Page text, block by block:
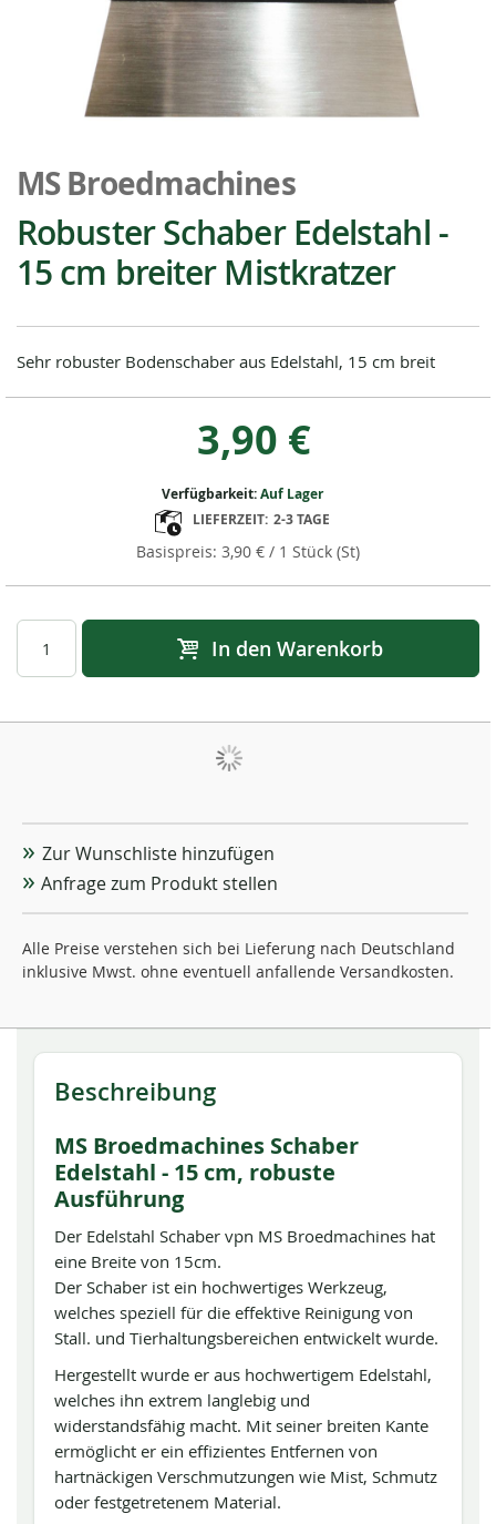
Anfang
der
Bildgalerie
springen
MS Broedmachines
Robuster Schaber Edelstahl -
15 cm breiter Mistkratzer
Sehr robuster Bodenschaber aus Edelstahl, 15 cm breit
3,90 €
3,90 € / 1 Stück (St)
Verfügbarkeit:Auf Lager
LIEFERZEIT: 2-3 TAGE
In den Warenkorb
Zur Wunschliste hinzufügen
Anfrage zum Produkt stellen
Alle Preise verstehen sich bei Lieferung nach Deutschland
inklusive Mwst. ohne eventuell anfallende Versandkosten.
Beschreibung
MS Broedmachines Schaber
Edelstahl - 15 cm, robuste
Ausführung
Der Edelstahl Schaber vpn MS Broedmachines hat
eine Breite von 15cm.
Der Schaber ist ein hochwertiges Werkzeug,
welches speziell für die effektive Reinigung von
Stall. und Tierhaltungsbereichen entwickelt wurde.
Hergestellt wurde er aus hochwertigem Edelstahl,
welches ihn extrem langlebig und
widerstandsfähig macht. Mit seiner breiten Kante
ermöglicht er ein effizientes Entfernen von
hartnäckigen Verschmutzungen wie Mist, Schmutz
oder festgetretenem Material.